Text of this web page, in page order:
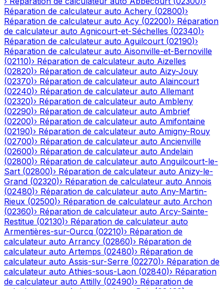
Réparation de calculateur auto Achery (02800)›
Réparation de calculateur auto Acy (02200)› Réparation
de calculateur auto Agnicourt-et-Séchelles (02340)›
Réparation de calculateur auto Aguilcourt (02190)›
Réparation de calculateur auto Aisonville-et-Bernoville
(02110)› Réparation de calculateur auto Aizelles
(02820)› Réparation de calculateur auto Aizy-Jouy
(02370)› Réparation de calculateur auto Alaincourt
(02240)› Réparation de calculateur auto Allemant
(02320)› Réparation de calculateur auto Ambleny
(02290)› Réparation de calculateur auto Ambrief
(02200)› Réparation de calculateur auto Amifontaine
(02190)› Réparation de calculateur auto Amigny-Rouy
(02700)› Réparation de calculateur auto Ancienville
(02600)› Réparation de calculateur auto Andelain
(02800)› Réparation de calculateur auto Anguilcourt-le-
Sart (02800)› Réparation de calculateur auto Anizy-le-
Grand (02320)› Réparation de calculateur auto Annois
(02480)› Réparation de calculateur auto Any-Martin-
Rieux (02500)› Réparation de calculateur auto Archon
(02360)› Réparation de calculateur auto Arcy-Sainte-
Restitue (02130)› Réparation de calculateur auto
Armentières-sur-Ourcq (02210)› Réparation de
calculateur auto Arrancy (02860)› Réparation de
calculateur auto Artemps (02480)› Réparation de
calculateur auto Assis-sur-Serre (02270)› Réparation de
calculateur auto Athies-sous-Laon (02840)› Réparation
de calculateur auto Attilly (02490)› Réparation de